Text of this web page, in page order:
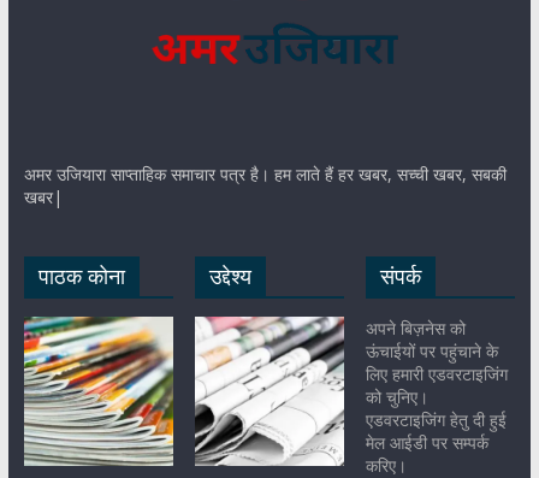
अमर उजियारा साप्ताहिक समाचार पत्र है। हम लाते हैं हर खबर, सच्ची खबर, सबकी
खबर|
पाठक कोना उद्देश्य संपर्क
अपने बिज़नेस को
ऊंचाईयों पर पहुंचाने के
लिए हमारी एडवरटाइजिंग
को चुनिए।
एडवरटाइजिंग हेतु दी हुई
मेल आईडी पर सम्पर्क
करिए।